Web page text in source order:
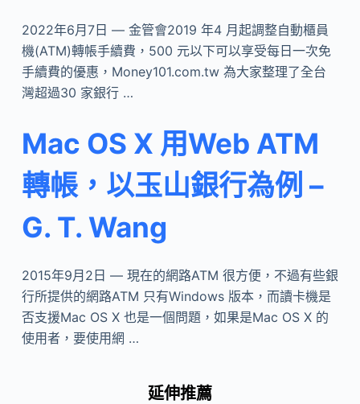
2022年6月7日 — 金管會2019 年4 月起調整自動櫃員
機(ATM)轉帳手續費，500 元以下可以享受每日一次免
手續費的優惠，Money101.com.tw 為大家整理了全台
灣超過30 家銀行 …
Mac OS X 用Web ATM
轉帳，以玉山銀行為例 –
G. T. Wang
2015年9月2日 — 現在的網路ATM 很方便，不過有些銀
行所提供的網路ATM 只有Windows 版本，而讀卡機是
否支援Mac OS X 也是一個問題，如果是Mac OS X 的
使用者，要使用網 …
延伸推薦